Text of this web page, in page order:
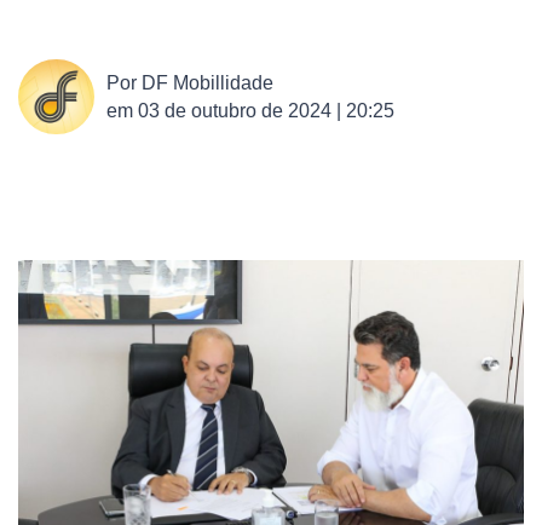
Por DF Mobillidade
em 03 de outubro de 2024 | 20:25